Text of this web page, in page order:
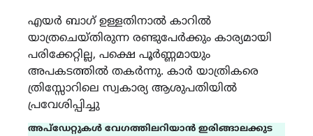
എയർ ബാഗ് ഉള്ളതിനാൽ കാറിൽ
യാത്രചെയ്തിരുന്ന രണ്ടുപേർക്കും കാര്യമായി
പരിക്കേറ്റില്ല, പക്ഷെ പൂർണ്ണമായും
അപകടത്തിൽ തകർന്നു. കാർ യാത്രികരെ
ത്രിസ്സോറിലെ സ്വകാര്യ ആശുപതിയിൽ
പ്രവേശിപ്പിച്ചു
അപ്ഡേറ്റുകൾ വേഗത്തിലറിയാൻ ഇരിങ്ങാലക്കുട